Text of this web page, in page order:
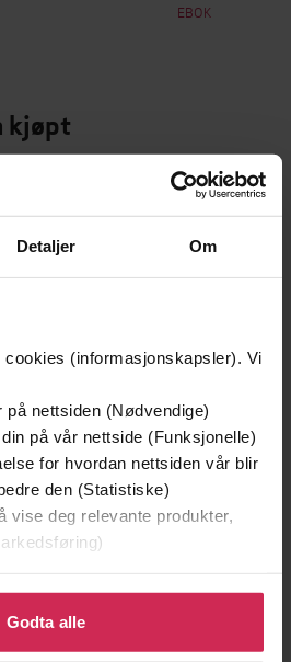
Detaljer Om
(informasjonskapsler). Vi
nettsiden (Nødvendige)
på vår nettside (Funksjonelle)
for hvordan nettsiden vår blir
den (Statistiske)
vise deg relevante produkter,
å gi oss ditt samtykke til å
formålene. Du kan også
spesifikke formål ved å klikke
Godta alle
EBOK
kjøpt
Premium
Første gang på tilbud
129,-